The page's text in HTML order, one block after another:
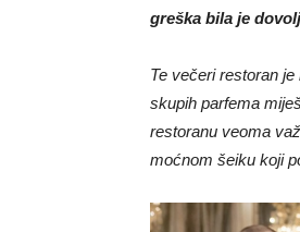
greška bila je
Te večeri restoran
skupih parfema
restoranu veoma
moćnom šeiku koji